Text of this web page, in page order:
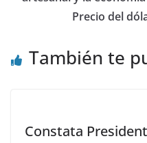
Precio del
También te
Constata